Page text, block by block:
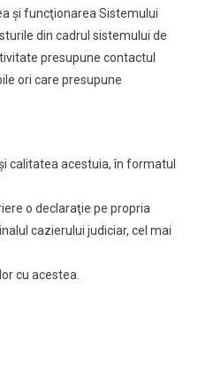
şi funcţionarea Sistemului
din cadrul sistemului de
presupune contactul
ori care presupune
calitatea acestuia, în formatul
o declaraţie pe propria
cazierului judiciar, cel mai
cu acestea.